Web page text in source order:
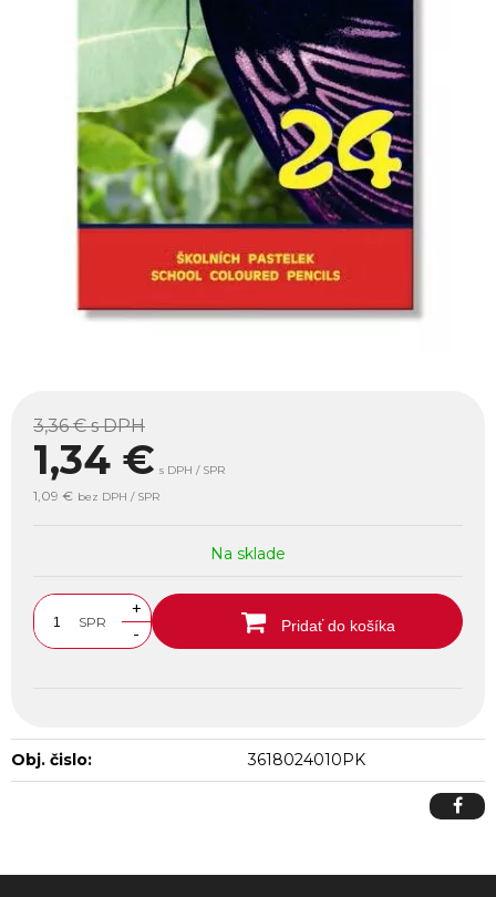
3,36 €s DPH
1,34 € s DPH / SPR
1,09 € bez DPH / SPR
Na sklade
SPR
+
-
Pridať do košíka
Obj. čislo: 3618024010PK